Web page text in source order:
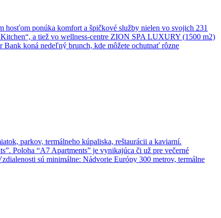
ponúka komfort a špičkové služby nielen vo svojich 231
a tiež vo wellness-centre ZION SPA LUXURY (1500 m2)
Bank koná nedeľný brunch, kde môžete ochutnať rôzne
parkov, termálneho kúpaliska, reštaurácii a kaviarní.
Poloha “A7 Apartments” je vynikajúca či už pre večerné
sú minimálne: Nádvorie Európy 300 metrov, termálne
dokonalý relax a regeneráciu. Okolie mesta ukrýva krásy